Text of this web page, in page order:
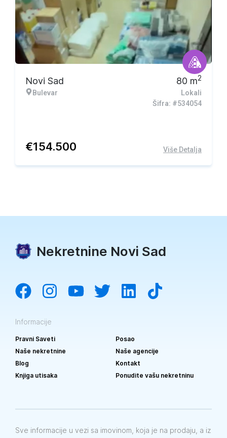
Novi Sad
Bulevar
80 m2
Lokali
Šifra: #534054
€154.500 Više Detalja
Nekretnine Novi Sad
Informacije
Pravni Saveti
Posao
Naše nekretnine
Naše agencije
Blog
Kontakt
Knjiga utisaka
Ponudite vašu nekretninu
Sve informacije u vezi sa imovinom, koja je na prodaju, a iz